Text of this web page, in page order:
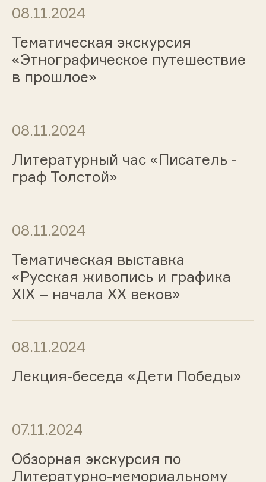
08.11.2024
Тематическая экскурсия
«Этнографическое путешествие
в прошлое»
08.11.2024
Литературный час «Писатель -
граф Толстой»
08.11.2024
Тематическая выставка
«Русская живопись и графика
ХIХ – начала ХХ веков»
08.11.2024
Лекция-беседа «Дети Победы»
07.11.2024
Обзорная экскурсия по
Литературно-мемориальному